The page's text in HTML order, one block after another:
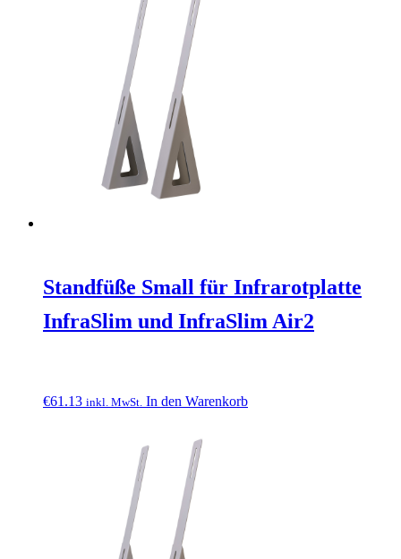
Standfüße Small für Infrarotplatte
InfraSlim und InfraSlim Air2
€61.13 inkl. MwSt. In den Warenkorb